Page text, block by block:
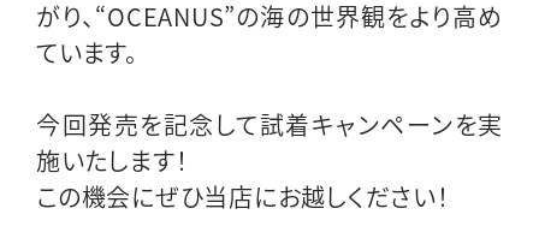
がり、“OCEANUS”の海の世界観をより高め
ています。
今回発売を記念して試着キャンペーンを実
施いたします！
この機会にぜひ当店にお越しください！